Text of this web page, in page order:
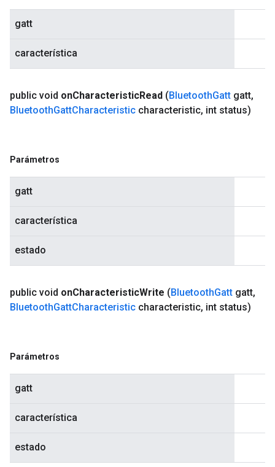
gatt
característica
public void onCharacteristicRead (BluetoothGatt gatt,
BluetoothGattCharacteristic characteristic, int status)
Parámetros
gatt
característica
estado
public void onCharacteristicWrite (BluetoothGatt gatt,
BluetoothGattCharacteristic characteristic, int status)
Parámetros
gatt
característica
estado